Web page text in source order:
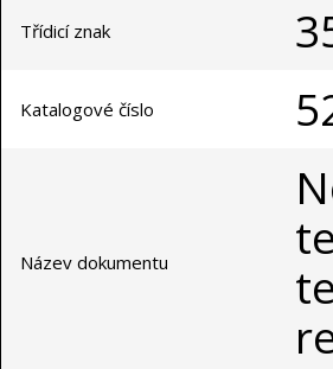
Třídicí znak
Katalogové číslo
Název dokumentu